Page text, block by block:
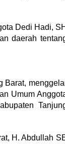
Dedi Hadi, SH
daerah
Barat,
Umum
H. Abdullah